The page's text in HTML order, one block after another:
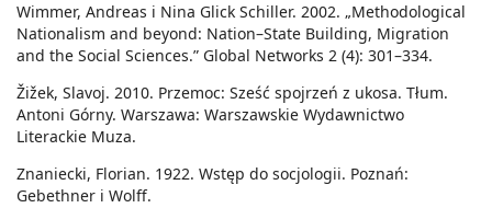
Wimmer, Andreas i Nina Glick Schiller. 2002. „Methodological
Nationalism and beyond: Nation–State Building, Migration
and the Social Sciences.” Global Networks 2 (4): 301–334.
Žižek, Slavoj. 2010. Przemoc: Sześć spojrzeń z ukosa. Tłum.
Antoni Górny. Warszawa: Warszawskie Wydawnictwo
Literackie Muza.
Znaniecki, Florian. 1922. Wstęp do socjologii. Poznań:
Gebethner i Wolff.